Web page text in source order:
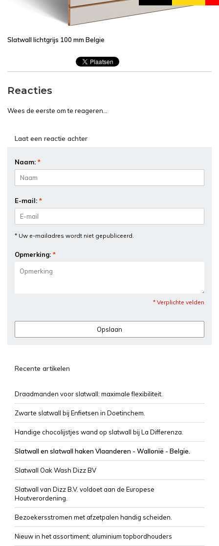
Slatwall lichtgrijs 100 mm Belgie
Reacties
Wees de eerste om te reageren...
Laat een reactie achter
Naam: *
E-mail: *
* Uw e-mailadres wordt niet gepubliceerd.
Opmerking: *
* Verplichte velden
Opslaan
Recente artikelen
Draadmanden voor slatwall: maximale flexibiliteit.
Zwarte slatwall bij Enfietsen in Doetinchem.
Handige chocolijstjes wand op slatwall bij La Differenza.
Slatwall en slatwall haken Vlaanderen - Wallonië - Belgie.
Slatwall Oak Wash Dizz BV
Slatwall van Dizz B.V. voldoet aan de Europese
Houtverordening.
Bezoekersstromen met afzetpalen handig scheiden.
Nieuw in het assortiment; aluminium topbordhouders